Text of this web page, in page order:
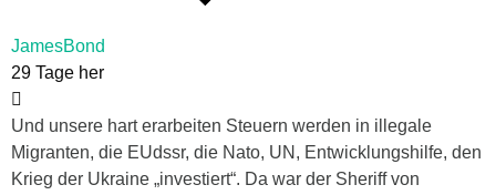
JamesBond
29 Tage her
Und unsere hart erarbeiten Steuern werden in illegale
Migranten, die EUdssr, die Nato, UN, Entwicklungshilfe, den
Krieg der Ukraine „investiert“. Da war der Sheriff von